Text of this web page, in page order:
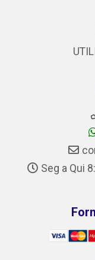
Seg a Qui